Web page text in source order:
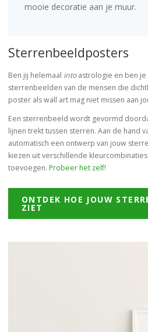
mooie decoratie aan je muur.
Sterrenbeeldposters
Ben jij helemaal intoastrologie en ben
sterrenbeelden van de mensen die
poster als wall art mag niet missen aan
Een sterrenbeeld wordt gevormd
lijnen trekt tussen sterren. Aan de hand
automatisch een ontwerp van jouw
kiezen uit verschillende
toevoegen. Probeer het zelf!
ONTDEK HOE JOUW
ZIET